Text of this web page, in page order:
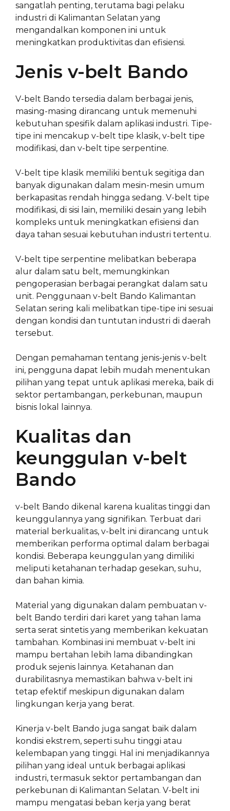
sangatlah penting, terutama bagi pelaku
industri di Kalimantan Selatan yang
mengandalkan komponen ini untuk
meningkatkan produktivitas dan efisiensi.
Jenis v-belt Bando
V-belt Bando tersedia dalam berbagai jenis,
masing-masing dirancang untuk memenuhi
kebutuhan spesifik dalam aplikasi industri. Tipe-
tipe ini mencakup v-belt tipe klasik, v-belt tipe
modifikasi, dan v-belt tipe serpentine.
V-belt tipe klasik memiliki bentuk segitiga dan
banyak digunakan dalam mesin-mesin umum
berkapasitas rendah hingga sedang. V-belt tipe
modifikasi, di sisi lain, memiliki desain yang lebih
kompleks untuk meningkatkan efisiensi dan
daya tahan sesuai kebutuhan industri tertentu.
V-belt tipe serpentine melibatkan beberapa
alur dalam satu belt, memungkinkan
pengoperasian berbagai perangkat dalam satu
unit. Penggunaan v-belt Bando Kalimantan
Selatan sering kali melibatkan tipe-tipe ini sesuai
dengan kondisi dan tuntutan industri di daerah
tersebut.
Dengan pemahaman tentang jenis-jenis v-belt
ini, pengguna dapat lebih mudah menentukan
pilihan yang tepat untuk aplikasi mereka, baik di
sektor pertambangan, perkebunan, maupun
bisnis lokal lainnya.
Kualitas dan
keunggulan v-belt
Bando
v-belt Bando dikenal karena kualitas tinggi dan
keunggulannya yang signifikan. Terbuat dari
material berkualitas, v-belt ini dirancang untuk
memberikan performa optimal dalam berbagai
kondisi. Beberapa keunggulan yang dimiliki
meliputi ketahanan terhadap gesekan, suhu,
dan bahan kimia.
Material yang digunakan dalam pembuatan v-
belt Bando terdiri dari karet yang tahan lama
serta serat sintetis yang memberikan kekuatan
tambahan. Kombinasi ini membuat v-belt ini
mampu bertahan lebih lama dibandingkan
produk sejenis lainnya. Ketahanan dan
durabilitasnya memastikan bahwa v-belt ini
tetap efektif meskipun digunakan dalam
lingkungan kerja yang berat.
Kinerja v-belt Bando juga sangat baik dalam
kondisi ekstrem, seperti suhu tinggi atau
kelembapan yang tinggi. Hal ini menjadikannya
pilihan yang ideal untuk berbagai aplikasi
industri, termasuk sektor pertambangan dan
perkebunan di Kalimantan Selatan. V-belt ini
mampu mengatasi beban kerja yang berat